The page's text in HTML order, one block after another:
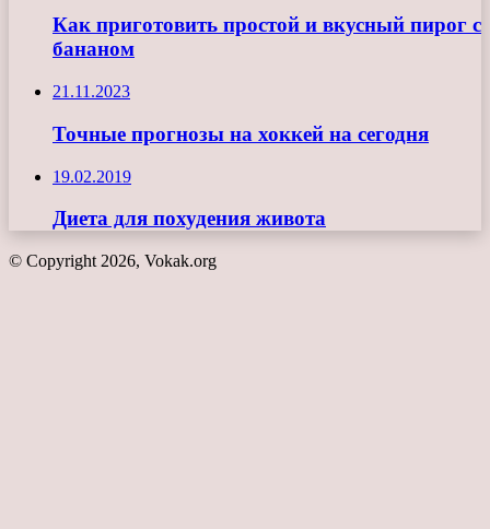
Как приготовить простой и вкусный пирог с
бананом
21.11.2023
Точные прогнозы на хоккей на сегодня
19.02.2019
Диета для похудения живота
© Copyright 2026, Vokak.org